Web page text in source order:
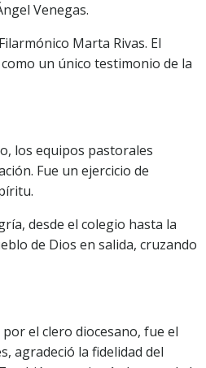
Venegas.
Marta Rivas. El
un único testimonio de la
los equipos pastorales
Fue un ejercicio de
desde el colegio hasta la
de Dios en salida, cruzando
el clero diocesano, fue el
agradeció la fidelidad del